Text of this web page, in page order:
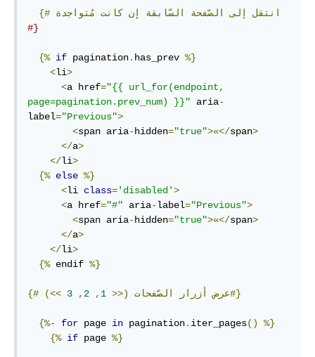
{# انتقل إلى الصّفحة السّابقة إن كانت مُتواجدة
#}
{% if pagination. has_prev %}
<li>
<a href="{{ url_for(endpoint,
page=pagination.prev_num) }}" aria-
label="Previous">
<span aria-hidden="true">«</span>
</a>
</li>
{% else %}
<li class='disabled'>
<a href="#" aria-label="Previous">
<span aria-hidden="true">«</span>
</a>
</li>
{% endif %}
{# عرض أزرار الصّفحات (<<
1
,
2
,
3 >>)#}
{%- for page in pagination. iter_pages()
%}
{% if page %}